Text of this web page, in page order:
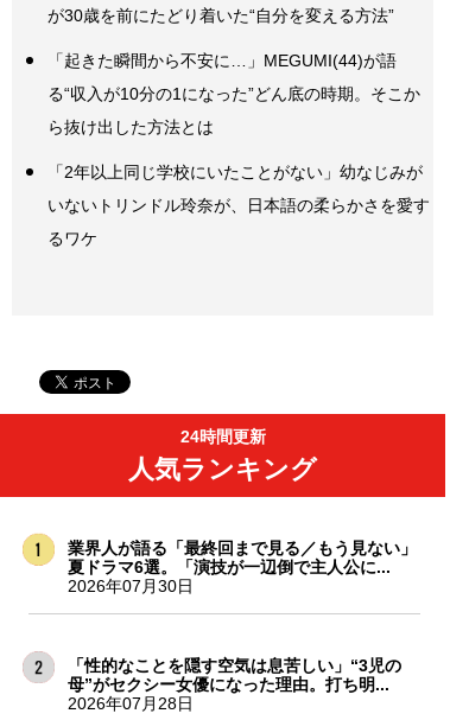
が30歳を前にたどり着いた“自分を変える方法”
「起きた瞬間から不安に…」MEGUMI(44)が語
る“収入が10分の1になった”どん底の時期。そこか
ら抜け出した方法とは
「2年以上同じ学校にいたことがない」幼なじみが
いないトリンドル玲奈が、日本語の柔らかさを愛す
るワケ
24時間更新
人気ランキング
業界人が語る「最終回まで見る／もう見ない」
夏ドラマ6選。「演技が一辺倒で主人公に...
2026年07月30日
「性的なことを隠す空気は息苦しい」“3児の
母”がセクシー女優になった理由。打ち明...
2026年07月28日